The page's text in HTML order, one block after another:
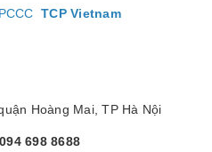
TCP Vietnam
Hoàng Mai, TP Hà Nội
094 698 8688